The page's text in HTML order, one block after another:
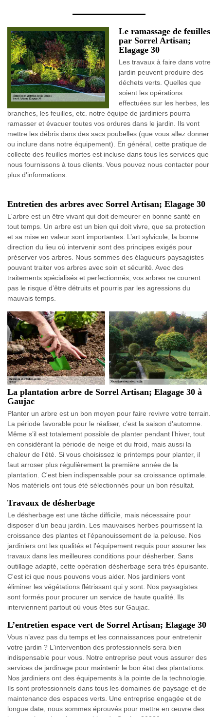
Le ramassage de feuilles
par Sorrel Artisan;
Elagage 30
Les travaux à faire dans votre
jardin peuvent produire des
déchets verts. Quelles que
soient les opérations
effectuées sur les herbes, les
branches, les feuilles, etc. notre équipe de jardiniers pourra
ramasser et évacuer toutes vos ordures dans le jardin. Ils vont
mettre les débris dans des sacs poubelles (que vous allez donner
ou inclure dans notre équipement). En général, cette pratique de
collecte des feuilles mortes est incluse dans tous les services que
nous fournissons à tous clients. Vous pouvez nous contacter pour
plus d'informations.
Entretien des arbres avec Sorrel Artisan; Elagage 30
L'arbre est un être vivant qui doit demeurer en bonne santé en
tout temps. Un arbre est un bien qui doit vivre, que sa protection
et sa mise en valeur sont importantes. L’art sylvicole, la bonne
direction du lieu où intervenir sont des principes exigés pour
préserver vos arbres. Nous sommes des élagueurs paysagistes
pouvant traiter vos arbres avec soin et sécurité. Avec des
traitements spécialisés et perfectionnés, vos arbres ne courent
pas le risque d’être détruits et pourris par les agressions du
mauvais temps.
La plantation arbre de Sorrel Artisan; Elagage 30 à
Gaujac
Planter un arbre est un bon moyen pour faire revivre votre terrain.
La période favorable pour le réaliser, c’est la saison d'automne.
Même s’il est totalement possible de planter pendant l’hiver, tout
en considérant la période de neige et du froid, mais aussi la
chaleur de l'été. Si vous choisissez le printemps pour planter, il
faut arroser plus régulièrement la première année de la
plantation. C'est bien indispensable pour sa croissance optimale.
Nos matériels ont tous été sélectionnés pour un bon résultat.
Travaux de désherbage
Le désherbage est une tâche difficile, mais nécessaire pour
disposer d’un beau jardin. Les mauvaises herbes pourrissent la
croissance des plantes et l’épanouissement de la pelouse. Nos
jardiniers ont les qualités et l'équipement requis pour assurer les
travaux dans les meilleures conditions pour désherber. Sans
outillage adapté, cette opération désherbage sera très épuisante.
C'est ici que nous pouvons vous aider. Nos jardiniers vont
éliminer les végétations flétrissant qui y sont. Nos paysagistes
sont formés pour procurer un service de haute qualité. Ils
interviennent partout où vous êtes sur Gaujac.
L’entretien espace vert de Sorrel Artisan; Elagage 30
Vous n’avez pas du temps et les connaissances pour entretenir
votre jardin ? L'intervention des professionnels sera bien
indispensable pour vous. Notre entreprise peut vous assurer des
services de jardinage pour maintenir le bon état des plantations.
Nos jardiniers ont des équipements à la pointe de la technologie.
Ils sont professionnels dans tous les domaines de paysage et de
maintenance des espaces verts. Une entreprise engagée et de
longue date, nous sommes éprouvés pour mettre en œuvre des